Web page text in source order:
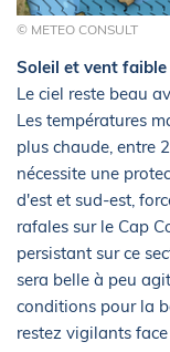
© METEO CONSULT
Soleil et vent
Le ciel reste beau
Les températures
plus chaude, entre
nécessite une
d'est et sud-est,
rafales sur le Cap
persistant sur ce
sera belle à peu
conditions pour la
restez vigilants